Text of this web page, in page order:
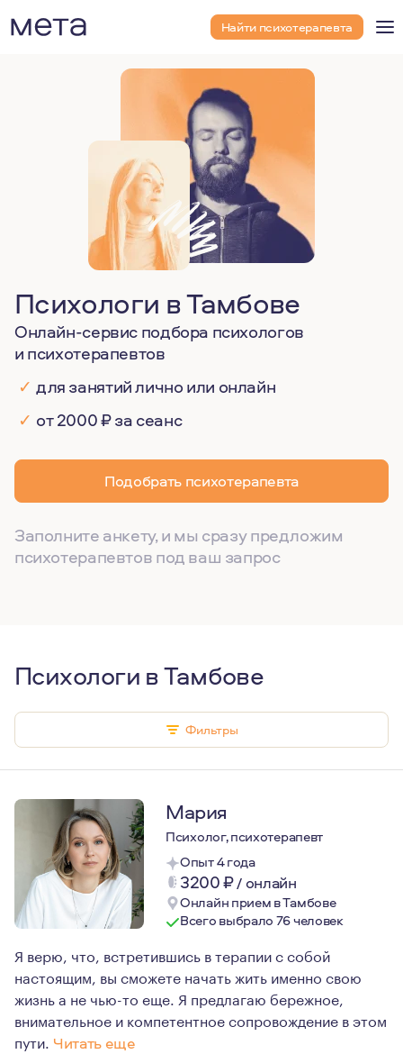
Найти психотерапевта
Психологи в Тамбове
Онлайн-сервис подбора психологов
и психотерапевтов
✓ для занятий лично или онлайн
✓ от 2000 ₽ за сеанс
Подобрать психотерапевта
Заполните анкету, и мы сразу предложим
психотерапевтов под ваш запрос
Психологи в Тамбове
Фильтры
Мария
Психолог, психотерапевт
Опыт 4 года
3200₽/ онлайн
Онлайн прием в Тамбове
Всего выбрало 76 человек
Я верю, что, встретившись в терапии с собой
настоящим, вы сможете начать жить именно свою
жизнь а не чью-то еще. Я предлагаю бережное,
внимательное и компетентное сопровождение в этом
пути. Читать еще